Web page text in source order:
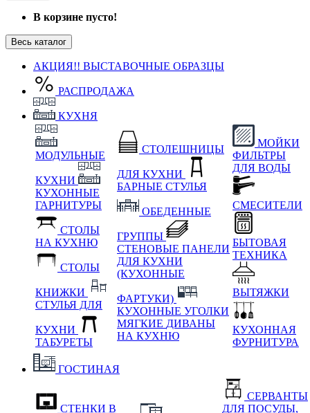
В корзине пусто!
Весь каталог
АКЦИЯ!! ВЫСТАВОЧНЫЕ ОБРАЗЦЫ
РАСПРОДАЖА
КУХНЯ
МОДУЛЬНЫЕ
КУХНИ
КУХОННЫЕ
ГАРНИТУРЫ
СТОЛЫ
НА КУХНЮ
СТОЛЫ
КНИЖКИ
СТУЛЬЯ ДЛЯ
КУХНИ
ТАБУРЕТЫ
СТОЛЕШНИЦЫ
ДЛЯ КУХНИ
БАРНЫЕ СТУЛЬЯ
ОБЕДЕННЫЕ
ГРУППЫ
СТЕНОВЫЕ ПАНЕЛИ
ДЛЯ КУХНИ
(КУХОННЫЕ
ФАРТУКИ)
КУХОННЫЕ УГОЛКИ
МЯГКИЕ ДИВАНЫ
НА КУХНЮ
МОЙКИ
ФИЛЬТРЫ
ДЛЯ ВОДЫ
СМЕСИТЕЛИ
БЫТОВАЯ
ТЕХНИКА
ВЫТЯЖКИ
КУХОННАЯ
ФУРНИТУРА
ГОСТИНАЯ
СТЕНКИ В
СЕРВАНТЫ
ДЛЯ ПОСУДЫ,